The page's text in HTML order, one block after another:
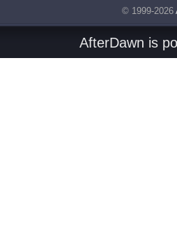
© 1999-2026
AfterDawn is